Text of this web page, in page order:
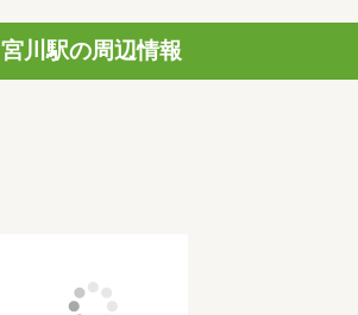
宮川駅の周辺情報